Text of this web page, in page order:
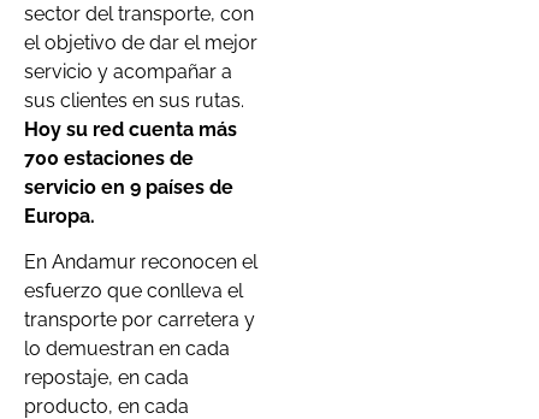
sector del transporte, con
el objetivo de dar el mejor
servicio y acompañar a
sus clientes en sus rutas.
Hoy su red cuenta más
700 estaciones de
servicio en 9 países de
Europa.
En Andamur reconocen el
esfuerzo que conlleva el
transporte por carretera y
lo demuestran en cada
repostaje, en cada
producto, en cada